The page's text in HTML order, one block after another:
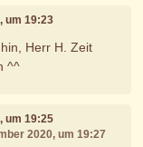
um 19:23
Herr H. Zeit
^^
um 19:25
2020, um 19:27